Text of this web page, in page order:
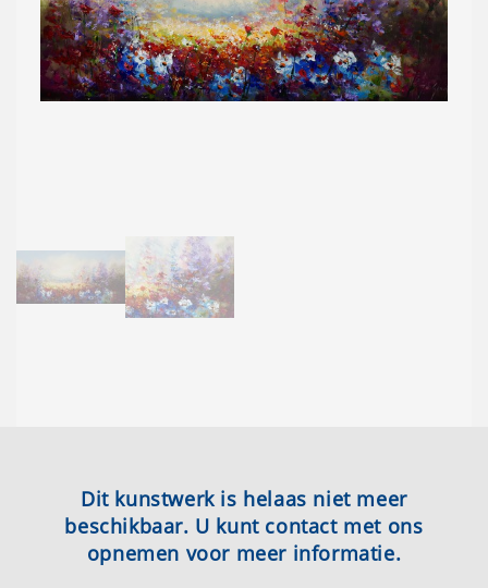
Dit kunstwerk is helaas niet meer
beschikbaar. U kunt contact met ons
opnemen voor meer informatie.